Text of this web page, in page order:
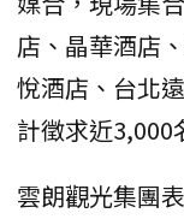
店、晶華酒店
悅酒店、台北
計徵求近3,000
雲朗觀光集團